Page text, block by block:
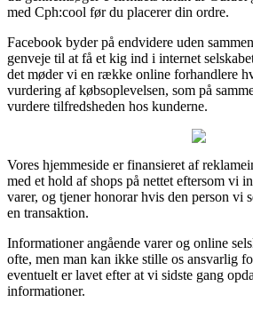
med Cph:cool før du placerer din ordre.
Facebook byder på endvidere uden
genveje til at få et kig ind i internet
det møder vi en række online forhandlere
vurdering af købsoplevelsen, som på
vurdere tilfredsheden hos kunderne.
Vores hjemmeside er finansieret af
med et hold af shops på nettet eftersom vi
varer, og tjener honorar hvis den person vi
en transaktion.
Informationer angående varer og online
ofte, men man kan ikke stille os ansvarlig
eventuelt er lavet efter at vi sidste gang
informationer.